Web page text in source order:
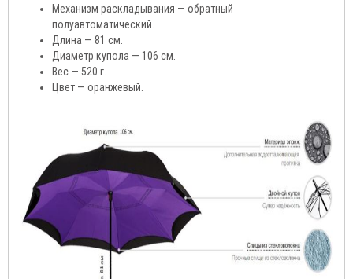
Механизм раскладывания — обратный
полуавтоматический.
Длина — 81 см.
Диаметр купола — 106 см.
Вес — 520 г.
Цвет — оранжевый.